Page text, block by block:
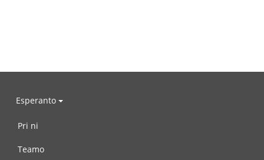
Esperanto
Pri ni
Teamo